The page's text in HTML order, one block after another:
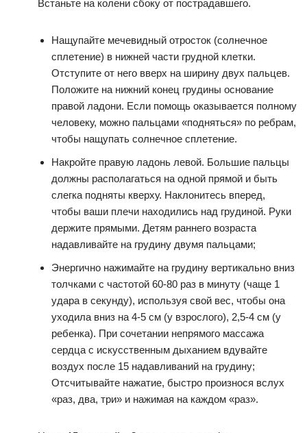
Встаньте на колени сбоку от пострадавшего.
Нащупайте мечевидный отросток (солнечное
сплетение) в нижней части грудной клетки.
Отступите от него вверх на ширину двух пальцев.
Положите на нижний конец грудины основание
правой ладони. Если помощь оказывается полному
человеку, можно пальцами «подняться» по ребрам,
чтобы нащупать солнечное сплетение.
Накройте правую ладонь левой. Большие пальцы
должны располагаться на одной прямой и быть
слегка подняты кверху. Наклонитесь вперед,
чтобы ваши плечи находились над грудиной. Руки
держите прямыми. Детям раннего возраста
надавливайте на грудину двумя пальцами;
Энергично нажимайте на грудину вертикально вниз
толчками с частотой 60-80 раз в минуту (чаще 1
удара в секунду), используя свой вес, чтобы она
уходила вниз на 4-5 см (у взрослого), 2,5-4 см (у
ребенка). При сочетании непрямого массажа
сердца с искусственным дыханием вдувайте
воздух после 15 надавливаний на грудину;
Отсчитывайте нажатие, быстро произнося вслух
«раз, два, три» и нажимая на каждом «раз».